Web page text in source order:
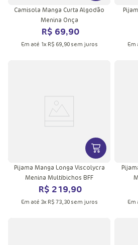
Camisola Manga Curta Algodão
Menina Onça
R$ 69,90
Em até 1x R$ 69,90sem juros Em
VER MAIS
Pijama Manga Longa Viscolycra
Menina Multibichos BFF
R$ 219,90
Em até 3x R$ 73,30sem juros Em